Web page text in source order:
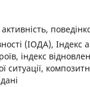
активність,
(ІОДА), Індекс
індекс
ситуації,